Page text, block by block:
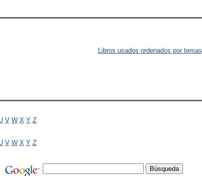
Libros usados ordenados por temas
V W X Y Z
V W X Y Z